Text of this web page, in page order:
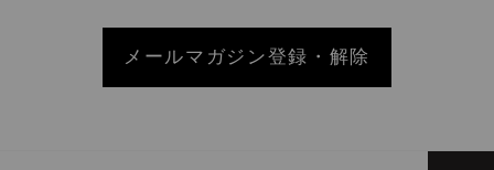
メールマガジン登録・解除